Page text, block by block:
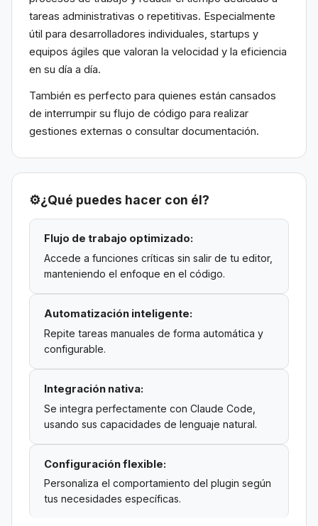
tareas administrativas o repetitivas. Especialmente
útil para desarrolladores individuales, startups y
equipos ágiles que valoran la velocidad y la eficiencia
en su día a día.
También es perfecto para quienes están cansados
de interrumpir su flujo de código para realizar
gestiones externas o consultar documentación.
⚙️¿Qué puedes hacer con él?
Flujo de trabajo optimizado:
Accede a funciones críticas sin salir de tu editor,
manteniendo el enfoque en el código.
Automatización inteligente:
Repite tareas manuales de forma automática y
configurable.
Integración nativa:
Se integra perfectamente con Claude Code,
usando sus capacidades de lenguaje natural.
Configuración flexible:
Personaliza el comportamiento del plugin según
tus necesidades específicas.